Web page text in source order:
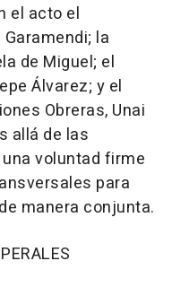
el acto el
la
de Miguel; el
Álvarez; y el
Obreras, Unai
allá de las
voluntad firme
para
manera conjunta.